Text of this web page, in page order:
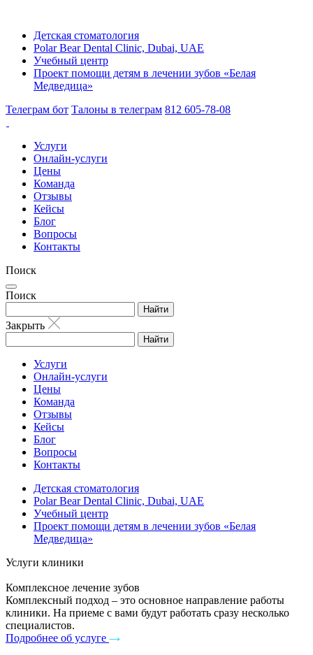
Детская стоматология
Polar Bear Dental Clinic, Dubai, UAE
Учебный центр
Проект помощи детям в лечении зубов «Белая
Медведица»
Телеграм бот Талоны в телеграм 812 605-78-08
Услуги
Онлайн-услуги
Цены
Команда
Отзывы
Кейсы
Блог
Вопросы
Контакты
Поиск
Поиск
Найти
Закрыть
Найти
Услуги
Онлайн-услуги
Цены
Команда
Отзывы
Кейсы
Блог
Вопросы
Контакты
Детская стоматология
Polar Bear Dental Clinic, Dubai, UAE
Учебный центр
Проект помощи детям в лечении зубов «Белая
Медведица»
Услуги клиники
Комплексное лечение зубов
Комплексный подход – это основное направление работы
клиники. На приеме с вами будут работать сразу несколько
специалистов.
Подробнее об услуге